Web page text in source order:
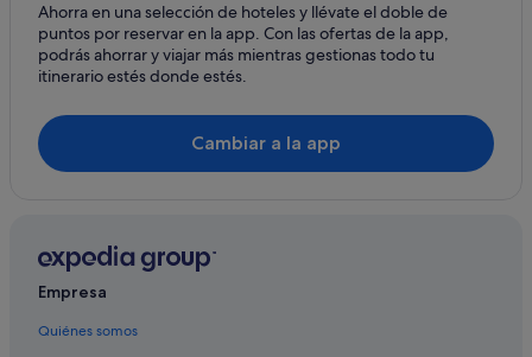
Hoteles de 3 estrellas en Betlem de Marina
Villas en Son Serra de Marina
Hoteles con restaurante en Colònia de Sant Pere
Casas privadas de vacaciones en Colònia de Sant Pere
Ahorra en una selección de hoteles y llévate el doble de
puntos por reservar en la app. Con las ofertas de la app,
podrás ahorrar y viajar más mientras gestionas todo tu
itinerario estés donde estés.
Cambiar a la app
Empresa
Quiénes somos